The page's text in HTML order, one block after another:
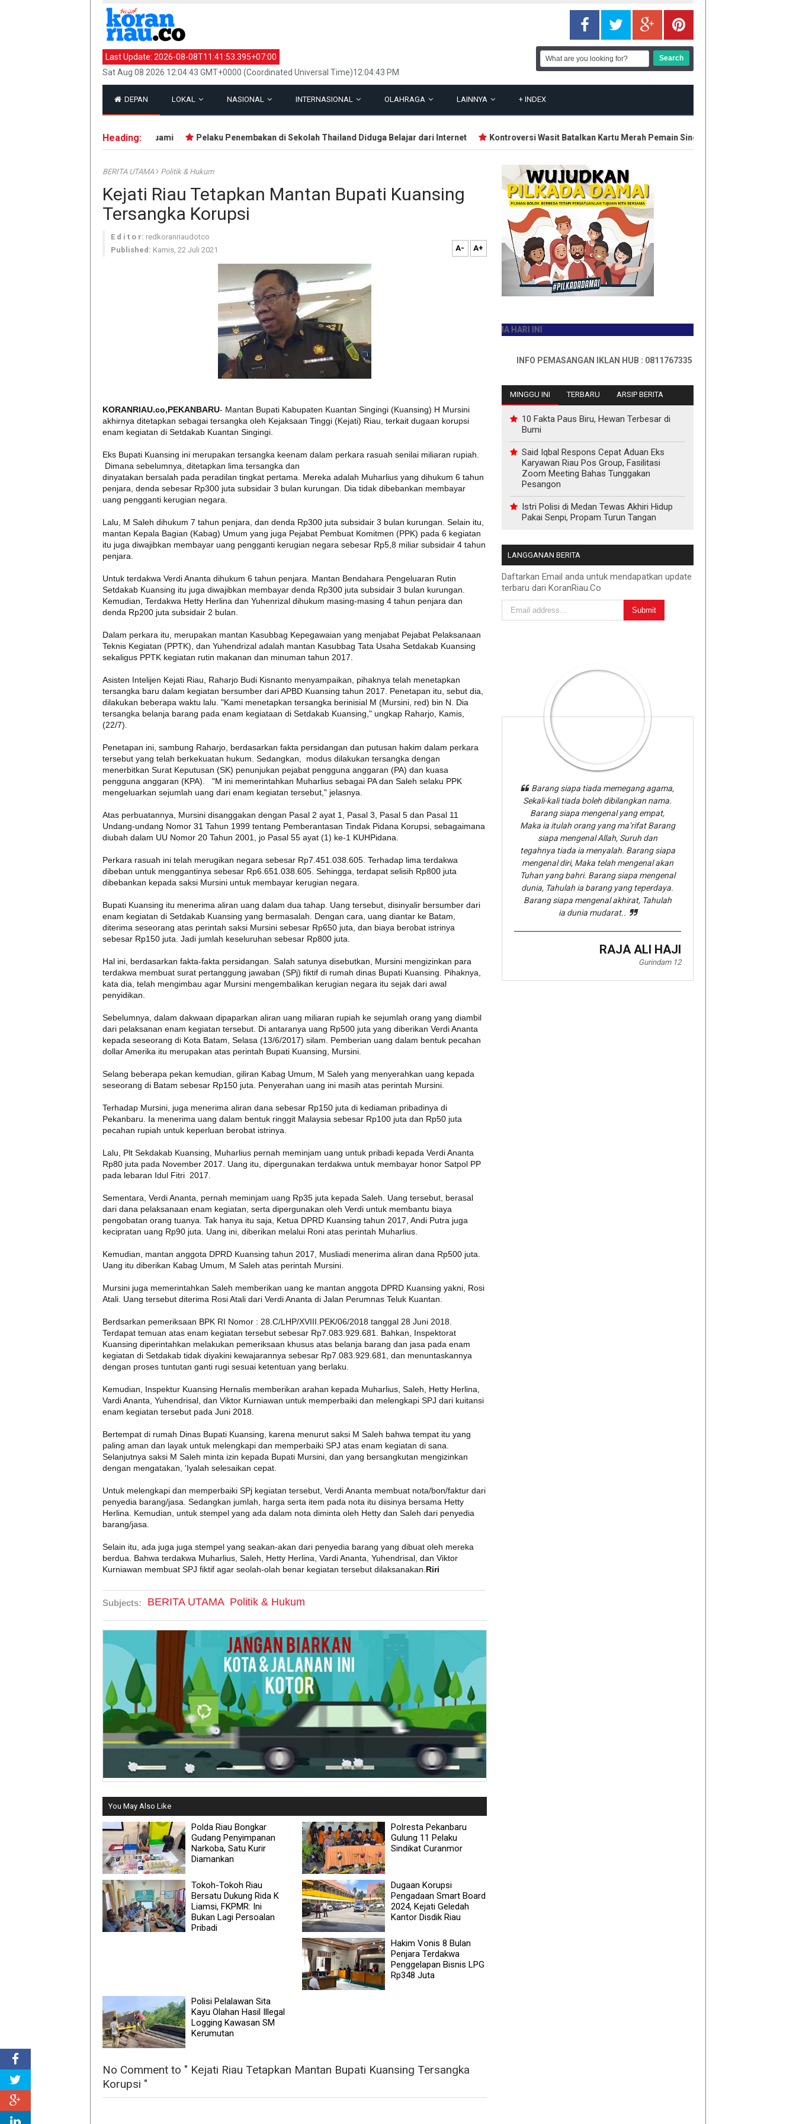
Last Update: 2026-08-08T11:41:53.395+07:00
Sat Aug 08 2026 12:04:43 GMT+0000 (Coordinated Universal Time)12:04:43 PM
DEPAN LOKAL NASIONAL INTERNASIONAL OLAHRAGA LAINNYA + INDEX
Heading:
Darah, Ditebas Mantan Suami Pelaku Penembakan di Sekolah Thailand Diduga Belajar dari Internet Kontroversi Wasit Batalkan Kartu Merah Pemain Singapura di Piala AFF
BERITA UTAMA Politik & Hukum
Kejati Riau Tetapkan Mantan Bupati Kuansing
Tersangka Korupsi
E d i t o r: redkoranriaudotco
Published: Kamis, 22 Juli 2021 A- A+
KORANRIAU.co,PEKANBARU- Mantan Bupati Kabupaten Kuantan Singingi (Kuansing) H Mursini
akhirnya ditetapkan sebagai tersangka oleh Kejaksaan Tinggi (Kejati) Riau, terkait dugaan korupsi
enam kegiatan di Setdakab Kuantan Singingi.
Eks Bupati Kuansing ini merupakan tersangka keenam dalam perkara rasuah senilai miliaran rupiah.
Dimana sebelumnya, ditetapkan lima tersangka dan
dinyatakan bersalah pada peradilan tingkat pertama. Mereka adalah Muharlius yang dihukum 6 tahun
penjara, denda sebesar Rp300 juta subsidair 3 bulan kurungan. Dia tidak dibebankan membayar
uang pengganti kerugian negara.
Lalu, M Saleh dihukum 7 tahun penjara, dan denda Rp300 juta subsidair 3 bulan kurungan. Selain itu,
mantan Kepala Bagian (Kabag) Umum yang juga Pejabat Pembuat Komitmen (PPK) pada 6 kegiatan
itu juga diwajibkan membayar uang pengganti kerugian negara sebesar Rp5,8 miliar subsidair 4 tahun
penjara.
Untuk terdakwa Verdi Ananta dihukum 6 tahun penjara. Mantan Bendahara Pengeluaran Rutin
Setdakab Kuansing itu juga diwajibkan membayar denda Rp300 juta subsidair 3 bulan kurungan.
Kemudian, Terdakwa Hetty Herlina dan Yuhenrizal dihukum masing-masing 4 tahun penjara dan
denda Rp200 juta subsidair 2 bulan.
Dalam perkara itu, merupakan mantan Kasubbag Kepegawaian yang menjabat Pejabat Pelaksanaan
Teknis Kegiatan (PPTK), dan Yuhendrizal adalah mantan Kasubbag Tata Usaha Setdakab Kuansing
sekaligus PPTK kegiatan rutin makanan dan minuman tahun 2017.
Asisten Intelijen Kejati Riau, Raharjo Budi Kisnanto menyampaikan, pihaknya telah menetapkan
tersangka baru dalam kegiatan bersumber dari APBD Kuansing tahun 2017. Penetapan itu, sebut dia,
dilakukan beberapa waktu lalu. "Kami menetapkan tersangka berinisial M (Mursini, red) bin N. Dia
tersangka belanja barang pada enam kegiataan di Setdakab Kuansing," ungkap Raharjo, Kamis,
(22/7).
Penetapan ini, sambung Raharjo, berdasarkan fakta persidangan dan putusan hakim dalam perkara
tersebut yang telah berkekuatan hukum. Sedangkan, modus dilakukan tersangka dengan
menerbitkan Surat Keputusan (SK) penunjukan pejabat pengguna anggaran (PA) dan kuasa
pengguna anggaran (KPA). "M ini memerintahkan Muharlius sebagai PA dan Saleh selaku PPK
mengeluarkan sejumlah uang dari enam kegiatan tersebut," jelasnya.
Atas perbuatannya, Mursini disanggakan dengan Pasal 2 ayat 1, Pasal 3, Pasal 5 dan Pasal 11
Undang-undang Nomor 31 Tahun 1999 tentang Pemberantasan Tindak Pidana Korupsi, sebagaimana
diubah dalam UU Nomor 20 Tahun 2001, jo Pasal 55 ayat (1) ke-1 KUHPidana.
Perkara rasuah ini telah merugikan negara sebesar Rp7.451.038.605. Terhadap lima terdakwa
dibeban untuk menggantinya sebesar Rp6.651.038.605. Sehingga, terdapat selisih Rp800 juta
dibebankan kepada saksi Mursini untuk membayar kerugian negara.
Bupati Kuansing itu menerima aliran uang dalam dua tahap. Uang tersebut, disinyalir bersumber dari
enam kegiatan di Setdakab Kuansing yang bermasalah. Dengan cara, uang diantar ke Batam,
diterima seseorang atas perintah saksi Mursini sebesar Rp650 juta, dan biaya berobat istrinya
sebesar Rp150 juta. Jadi jumlah keseluruhan sebesar Rp800 juta.
Hal ini, berdasarkan fakta-fakta persidangan. Salah satunya disebutkan, Mursini mengizinkan para
terdakwa membuat surat pertanggung jawaban (SPj) fiktif di rumah dinas Bupati Kuansing. Pihaknya,
kata dia, telah mengimbau agar Mursini mengembalikan kerugian negara itu sejak dari awal
penyidikan.
Sebelumnya, dalam dakwaan dipaparkan aliran uang miliaran rupiah ke sejumlah orang yang diambil
dari pelaksanan enam kegiatan tersebut. Di antaranya uang Rp500 juta yang diberikan Verdi Ananta
kepada seseorang di Kota Batam, Selasa (13/6/2017) silam. Pemberian uang dalam bentuk pecahan
dollar Amerika itu merupakan atas perintah Bupati Kuansing, Mursini.
Selang beberapa pekan kemudian, giliran Kabag Umum, M Saleh yang menyerahkan uang kepada
seseorang di Batam sebesar Rp150 juta. Penyerahan uang ini masih atas perintah Mursini.
Terhadap Mursini, juga menerima aliran dana sebesar Rp150 juta di kediaman pribadinya di
Pekanbaru. Ia menerima uang dalam bentuk ringgit Malaysia sebesar Rp100 juta dan Rp50 juta
pecahan rupiah untuk keperluan berobat istrinya.
Lalu, Plt Sekdakab Kuansing, Muharlius pernah meminjam uang untuk pribadi kepada Verdi Ananta
Rp80 juta pada November 2017. Uang itu, dipergunakan terdakwa untuk membayar honor Satpol PP
pada lebaran Idul Fitri 2017.
Sementara, Verdi Ananta, pernah meminjam uang Rp35 juta kepada Saleh. Uang tersebut, berasal
dari dana pelaksanaan enam kegiatan, serta dipergunakan oleh Verdi untuk membantu biaya
pengobatan orang tuanya. Tak hanya itu saja, Ketua DPRD Kuansing tahun 2017, Andi Putra juga
kecipratan uang Rp90 juta. Uang ini, diberikan melalui Roni atas perintah Muharlius.
Kemudian, mantan anggota DPRD Kuansing tahun 2017, Musliadi menerima aliran dana Rp500 juta.
Uang itu diberikan Kabag Umum, M Saleh atas perintah Mursini.
Mursini juga memerintahkan Saleh memberikan uang ke mantan anggota DPRD Kuansing yakni, Rosi
Atali. Uang tersebut diterima Rosi Atali dari Verdi Ananta di Jalan Perumnas Teluk Kuantan.
Berdsarkan pemeriksaan BPK RI Nomor : 28.C/LHP/XVIII.PEK/06/2018 tanggal 28 Juni 2018.
Terdapat temuan atas enam kegiatan tersebut sebesar Rp7.083.929.681. Bahkan, Inspektorat
Kuansing diperintahkan melakukan pemeriksaan khusus atas belanja barang dan jasa pada enam
kegiatan di Setdakab tidak diyakini kewajarannya sebesar Rp7.083.929.681, dan menuntaskannya
dengan proses tuntutan ganti rugi sesuai ketentuan yang berlaku.
Kemudian, Inspektur Kuansing Hernalis memberikan arahan kepada Muharlius, Saleh, Hetty Herlina,
Vardi Ananta, Yuhendrisal, dan Viktor Kurniawan untuk memperbaiki dan melengkapi SPJ dari kuitansi
enam kegiatan tersebut pada Juni 2018.
Bertempat di rumah Dinas Bupati Kuansing, karena menurut saksi M Saleh bahwa tempat itu yang
paling aman dan layak untuk melengkapi dan memperbaiki SPJ atas enam kegiatan di sana.
Selanjutnya saksi M Saleh minta izin kepada Bupati Mursini, dan yang bersangkutan mengizinkan
dengan mengatakan, 'Iyalah selesaikan cepat.
Untuk melengkapi dan memperbaiki SPj kegiatan tersebut, Verdi Ananta membuat nota/bon/faktur dari
penyedia barang/jasa. Sedangkan jumlah, harga serta item pada nota itu diisinya bersama Hetty
Herlina. Kemudian, untuk stempel yang ada dalam nota diminta oleh Hetty dan Saleh dari penyedia
barang/jasa.
Selain itu, ada juga juga stempel yang seakan-akan dari penyedia barang yang dibuat oleh mereka
berdua. Bahwa terdakwa Muharlius, Saleh, Hetty Herlina, Vardi Ananta, Yuhendrisal, dan Viktor
Kurniawan membuat SPJ fiktif agar seolah-olah benar kegiatan tersebut dilaksanakan. Riri
Subjects: BERITA UTAMA Politik & Hukum
You May Also Like
Polda Riau Bongkar
Gudang Penyimpanan
Narkoba, Satu Kurir
Diamankan
Polresta Pekanbaru
Gulung 11 Pelaku
Sindikat Curanmor
Tokoh-Tokoh Riau
Bersatu Dukung Rida K
Liamsi, FKPMR: Ini
Bukan Lagi Persoalan
Pribadi
Dugaan Korupsi
Pengadaan Smart Board
2024, Kejati Geledah
Kantor Disdik Riau
Hakim Vonis 8 Bulan
Penjara Terdakwa
Penggelapan Bisnis LPG
Rp348 Juta
Polisi Pelalawan Sita
Kayu Olahan Hasil Illegal
Logging Kawasan SM
Kerumutan
No Comment to " Kejati Riau Tetapkan Mantan Bupati Kuansing Tersangka
Korupsi "
JADILAH PEMBACA PERTAMA HARI INI
INFO PEMASANGAN IKLAN HUB : 0811767335
MINGGU INI TERBARU ARSIP BERITA
10 Fakta Paus Biru, Hewan Terbesar di
Bumi
Said Iqbal Respons Cepat Aduan Eks
Karyawan Riau Pos Group, Fasilitasi
Zoom Meeting Bahas Tunggakan
Pesangon
Istri Polisi di Medan Tewas Akhiri Hidup
Pakai Senpi, Propam Turun Tangan
LANGGANAN BERITA
Daftarkan Email anda untuk mendapatkan update
terbaru dari KoranRiau.Co
Barang siapa tiada memegang agama,
Sekali-kali tiada boleh dibilangkan nama.
Barang siapa mengenal yang empat,
Maka ia itulah orang yang ma’rifat Barang
siapa mengenal Allah, Suruh dan
tegahnya tiada ia menyalah. Barang siapa
mengenal diri, Maka telah mengenal akan
Tuhan yang bahri. Barang siapa mengenal
dunia, Tahulah ia barang yang teperdaya.
Barang siapa mengenal akhirat, Tahulah
ia dunia mudarat..
RAJA ALI HAJI
Gurindam 12